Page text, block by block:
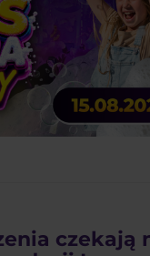
czekają